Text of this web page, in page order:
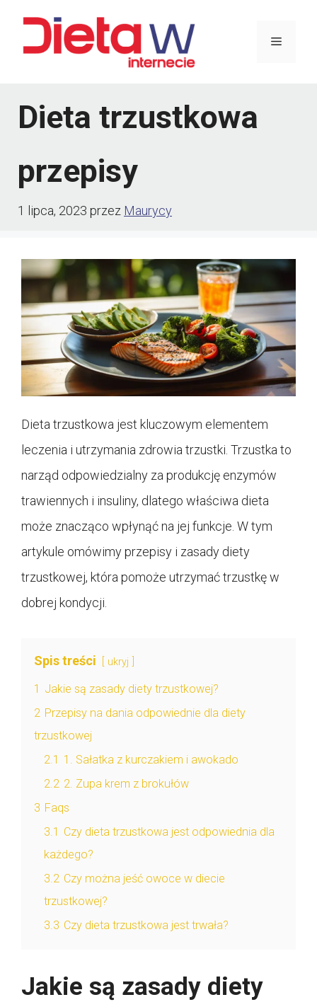
Menu
Dieta trzustkowa
przepisy
1 lipca, 2023 przez Maurycy
Dieta trzustkowa jest kluczowym elementem
leczenia i utrzymania zdrowia trzustki. Trzustka to
narząd odpowiedzialny za produkcję enzymów
trawiennych i insuliny, dlatego właściwa dieta
może znacząco wpłynąć na jej funkcje. W tym
artykule omówimy przepisy i zasady diety
trzustkowej, która pomoże utrzymać trzustkę w
dobrej kondycji.
Spis treści ukryj
1 Jakie są zasady diety trzustkowej?
2 Przepisy na dania odpowiednie dla diety
trzustkowej
2.1 1. Sałatka z kurczakiem i awokado
2.2 2. Zupa krem z brokułów
3 Faqs
3.1 Czy dieta trzustkowa jest odpowiednia dla
każdego?
3.2 Czy można jeść owoce w diecie
trzustkowej?
3.3 Czy dieta trzustkowa jest trwała?
Jakie są zasady diety